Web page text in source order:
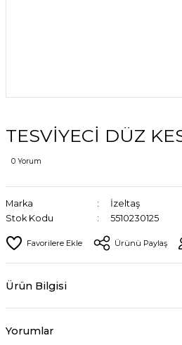
TESVİYECİ DÜZ
0 Yorum
Marka
İzeltaş
Stok Kodu
5510230125
Ürünü Paylaş
Ürün Bilgisi
Yorumlar